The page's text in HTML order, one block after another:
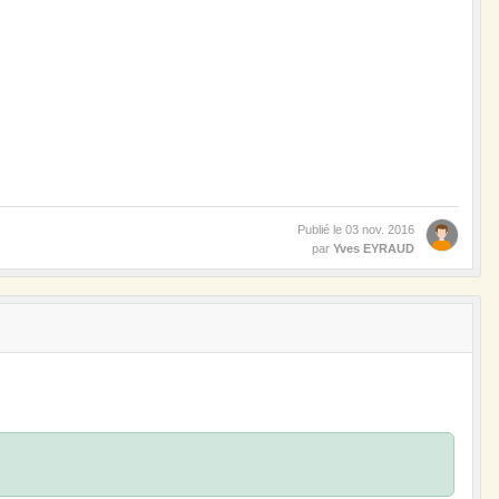
Publié le 03 nov. 2016
par Yves EYRAUD